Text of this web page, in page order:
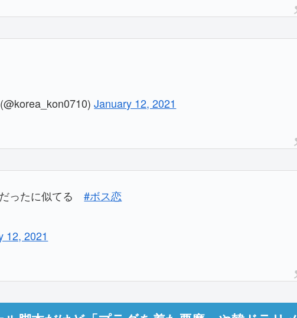
January 12, 2021
だったに似てる#ボス恋
12, 2021